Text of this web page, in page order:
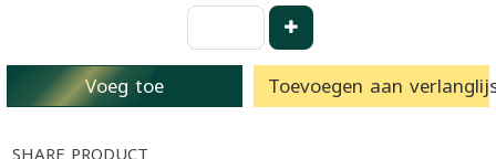
Voeg toe Toevoegen aan